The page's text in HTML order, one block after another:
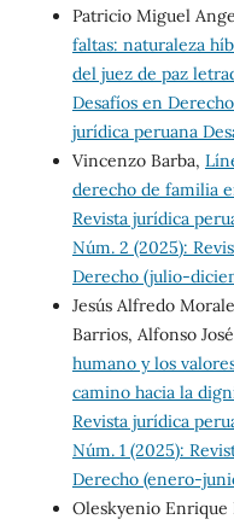
Patricio Miguel
faltas: naturaleza
del juez de paz
Desafíos en
jurídica peruana
Vincenzo Barba,
derecho de familia
Revista jurídica
Núm. 2 (2025):
Derecho (julio-
Jesús Alfredo
Barrios, Alfonso
humano y los
camino hacia la
Revista jurídica
Núm. 1 (2025):
Derecho (enero-
Oleskyenio Enrique